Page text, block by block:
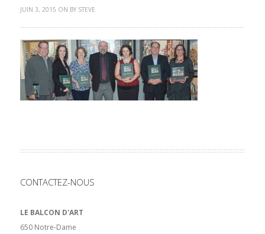
JUIN 3, 2015 ON BY STEVE
CONTACTEZ-NOUS
LE BALCON D'ART
650 Notre-Dame